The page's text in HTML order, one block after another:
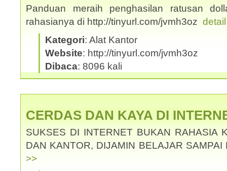
Panduan meraih penghasilan ratusan
rahasianya di http://tinyurl.com/jvmh3oz
Kategori: Alat Kantor
Website: http://tinyurl.com/jvmh3oz
Dibaca: 8096 kali
CERDAS DAN KAYA DI
SUKSES DI INTERNET BUKAN RAHASIA
DAN KANTOR, DIJAMIN BELAJAR
>>